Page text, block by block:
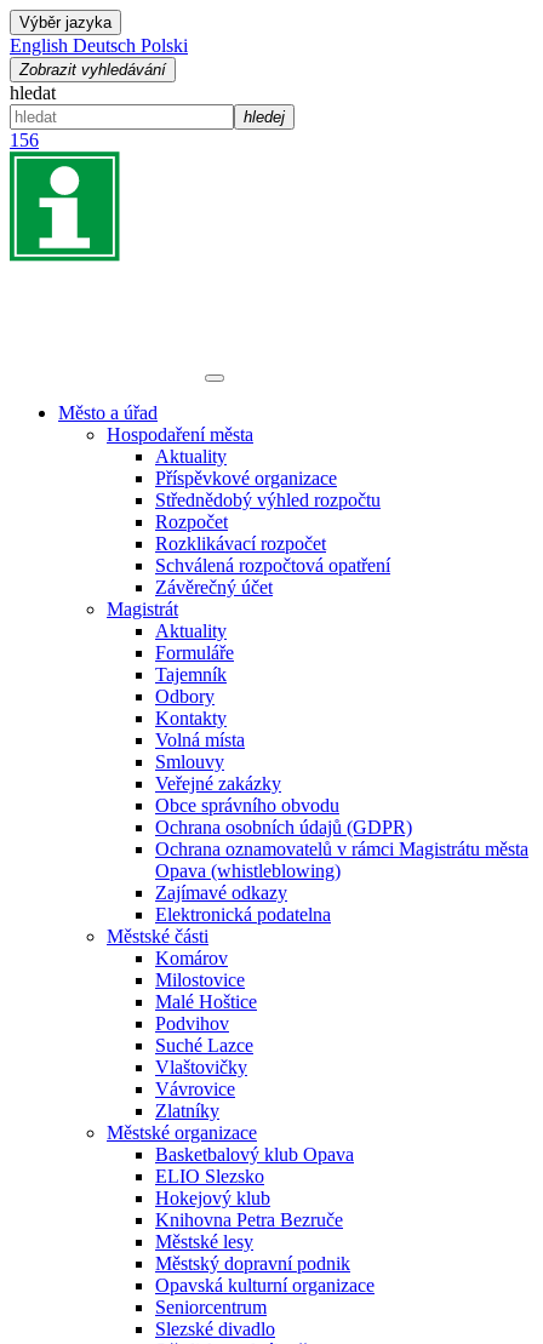
Výběr jazyka
English Deutsch Polski
Zobrazit vyhledávání
hledat
hledej
156
Město a úřad
Hospodaření města
Aktuality
Příspěvkové organizace
Střednědobý výhled rozpočtu
Rozpočet
Rozklikávací rozpočet
Schválená rozpočtová opatření
Závěrečný účet
Magistrát
Aktuality
Formuláře
Tajemník
Odbory
Kontakty
Volná místa
Smlouvy
Veřejné zakázky
Obce správního obvodu
Ochrana osobních údajů (GDPR)
Ochrana oznamovatelů v rámci Magistrátu města
Opava (whistleblowing)
Zajímavé odkazy
Elektronická podatelna
Městské části
Komárov
Milostovice
Malé Hoštice
Podvihov
Suché Lazce
Vlaštovičky
Vávrovice
Zlatníky
Městské organizace
Basketbalový klub Opava
ELIO Slezsko
Hokejový klub
Knihovna Petra Bezruče
Městské lesy
Městský dopravní podnik
Opavská kulturní organizace
Seniorcentrum
Slezské divadlo